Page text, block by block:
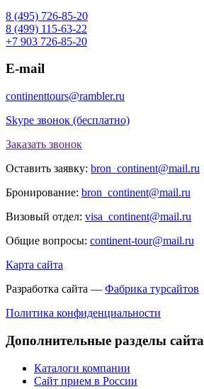
8 (495) 726-85-20
8 (499) 115-63-22
+7 903 726-85-20
E-mail
continenttours@rambler.ru
Skype звонок (бесплатно)
Заказать звонок
Оставить заявку: bron_continent@mail.ru
Бронирование: bron_continent@mail.ru
Визовый отдел: visa_continent@mail.ru
Общие вопросы: continent-tour@mail.ru
Карта сайта
Разработка сайта — Фабрика турсайтов
Политика конфиденциальности
Дополнительные разделы сайта
Каталоги компании
Сайт прием в России